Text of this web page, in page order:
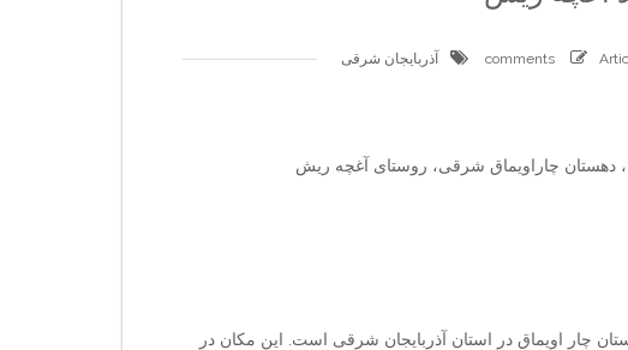
آذربایجان شرقی
دهستان چاراویماق شرقی، روستای آغچه ریش
چار اویماق در استان آذربایجان شرقی است. این مکان در